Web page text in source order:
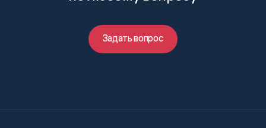
Задать вопрос